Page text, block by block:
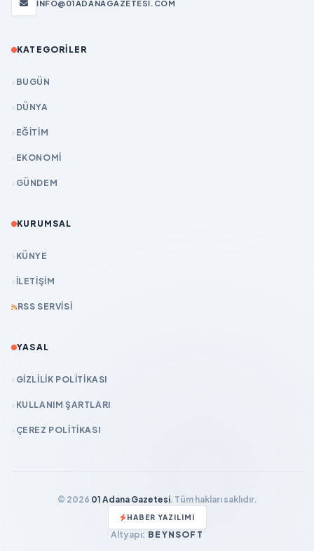
INFO@01ADANAGAZETESI.COM
KATEGORILER
BUGÜN
DÜNYA
EĞİTİM
EKONOMİ
GÜNDEM
KURUMSAL
KÜNYE
İLETIŞIM
RSS SERVISI
YASAL
GIZLILIK POLITIKASI
KULLANIM ŞARTLARI
ÇEREZ POLITIKASI
© 2026 01 Adana Gazetesi. Tüm hakları saklıdır.
HABER YAZILIMI
Altyapı: BEYNSOFT